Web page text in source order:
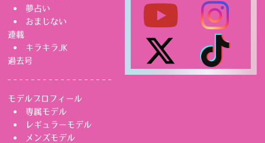
夢占い
おまじない
連載
キラキラJK
過去号
モデルプロフィール
専属モデル
レギュラーモデル
メンズモデル